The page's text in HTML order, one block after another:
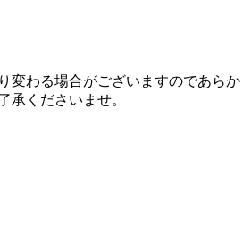
わる場合がございますのであらか
承くださいませ。